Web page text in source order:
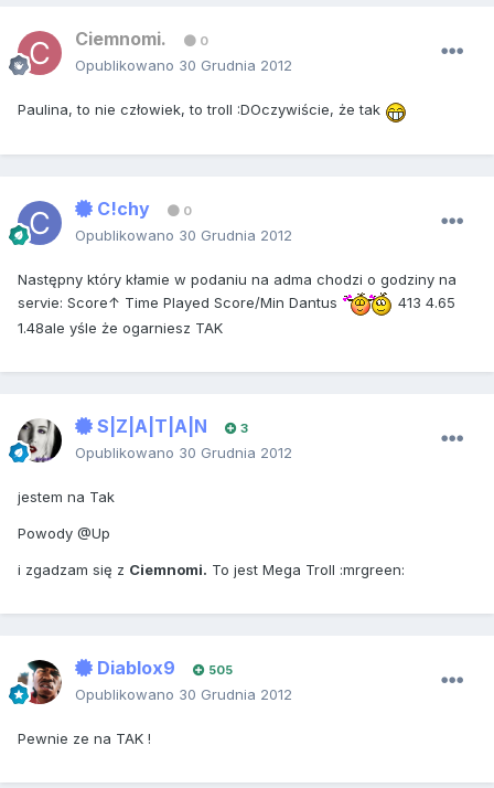
Ciemnomi. 0
Opublikowano 30 Grudnia 2012
Paulina, to nie człowiek, to troll :DOczywiście, że tak
C!chy 0
Opublikowano 30 Grudnia 2012
Następny który kłamie w podaniu na adma chodzi o godziny na
servie: Score↑ Time Played Score/Min Dantus
413 4.65
1.48ale yśle że ogarniesz TAK
S|Z|A|T|A|N 3
Opublikowano 30 Grudnia 2012
jestem na Tak
Powody @Up
i zgadzam się z Ciemnomi. To jest Mega Troll :mrgreen:
Diablox9 505
Opublikowano 30 Grudnia 2012
Pewnie ze na TAK !